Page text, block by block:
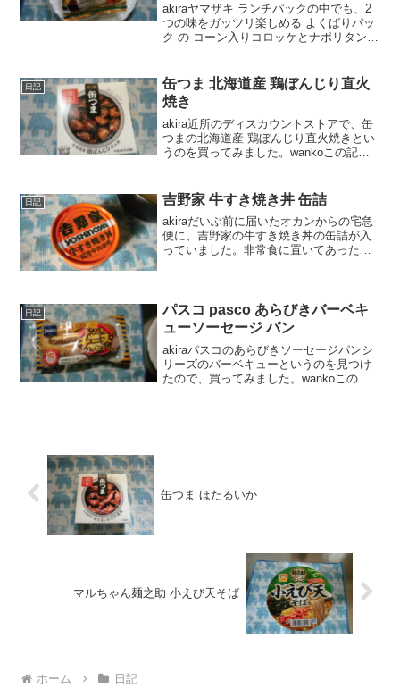
akiraヤマザキ ランチパックの中でも、2
つの味をガッツリ楽しめる よくばりパッ
ク の コーン入りコロッケとナポリタン
チパック よくばりパック コーン入りコロ
ッ...
日記
缶つま 北海道産 鶏ぼんじり直火
焼き
akira近所のディスカウントストアで、缶
つまの北海道産 鶏ぼんじり直火焼きとい
うのを買ってみました。wankoこの記事
について紹介するよ！お買い得アイテム
が大集合...
日記 吉野家 牛すき焼き丼 缶詰
akiraだいぶ前に届いたオカンからの宅急
便に、吉野家の牛すき焼き丼の缶詰が入
っていました。非常食に置いてあったの
ミや、カロリー...
日記
パスコ pasco あらびきバーベキ
ューソーセージ パン
akiraパスコのあらびきソーセージパンシ
リーズのバーベキューというのを見つけ
たので、買ってみました。wankoこの記
缶つま ほたるいか
マルちゃん麺之助 小えび天そば
ホーム 日記